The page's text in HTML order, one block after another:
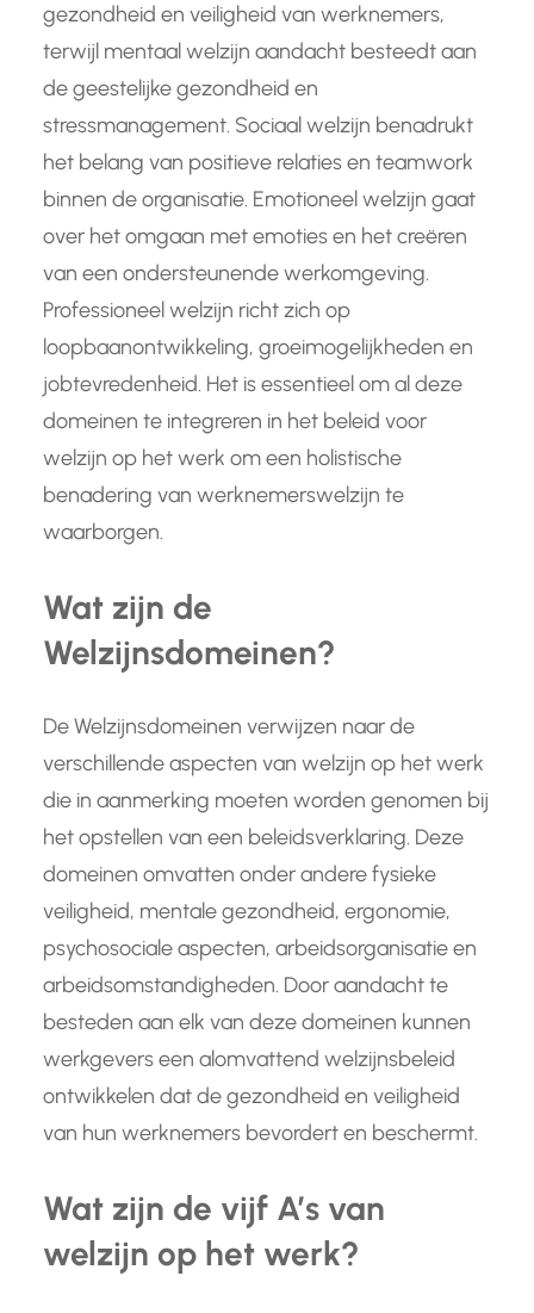
gezondheid en veiligheid van werknemers,
terwijl mentaal welzijn aandacht besteedt aan
de geestelijke gezondheid en
stressmanagement. Sociaal welzijn benadrukt
het belang van positieve relaties en teamwork
binnen de organisatie. Emotioneel welzijn gaat
over het omgaan met emoties en het creëren
van een ondersteunende werkomgeving.
Professioneel welzijn richt zich op
loopbaanontwikkeling, groeimogelijkheden en
jobtevredenheid. Het is essentieel om al deze
domeinen te integreren in het beleid voor
welzijn op het werk om een holistische
benadering van werknemerswelzijn te
waarborgen.
Wat zijn de
Welzijnsdomeinen?
De Welzijnsdomeinen verwijzen naar de
verschillende aspecten van welzijn op het werk
die in aanmerking moeten worden genomen bij
het opstellen van een beleidsverklaring. Deze
domeinen omvatten onder andere fysieke
veiligheid, mentale gezondheid, ergonomie,
psychosociale aspecten, arbeidsorganisatie en
arbeidsomstandigheden. Door aandacht te
besteden aan elk van deze domeinen kunnen
werkgevers een alomvattend welzijnsbeleid
ontwikkelen dat de gezondheid en veiligheid
van hun werknemers bevordert en beschermt.
Wat zijn de vijf A’s van
welzijn op het werk?